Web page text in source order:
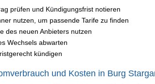
prüfen und Kündigungsfrist notieren
nutzen, um passende Tarife zu finden
des neuen Anbieters nutzen
Wechsels abwarten
kündigen
und Kosten in Burg